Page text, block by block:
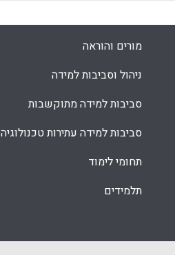
מורים והוראה
ניהול וסביבות למידה
סביבות למידה מתוקשבות
סביבות למידה עתירות טכנולוגיה
תחומי לימוד
תלמידים